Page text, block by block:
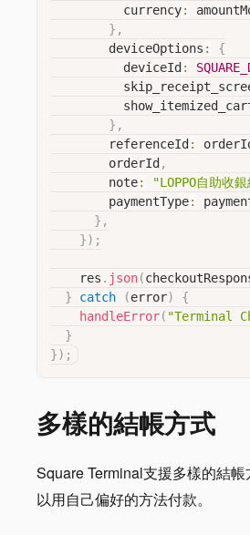
          currency
:
} ,
        deviceOptions
:
{
          deviceId
:
} ,
        referenceId
:
        orderId
,
        note
: "LOPPO自助收
        paymentType
:
} ,
}) ;
    res
. json(
}
catch (error)
{
handleError( "Terminal
}
}) ;
多樣的結帳方式
Square Terminal支援多樣的結
以用自己偏好的方法付款。